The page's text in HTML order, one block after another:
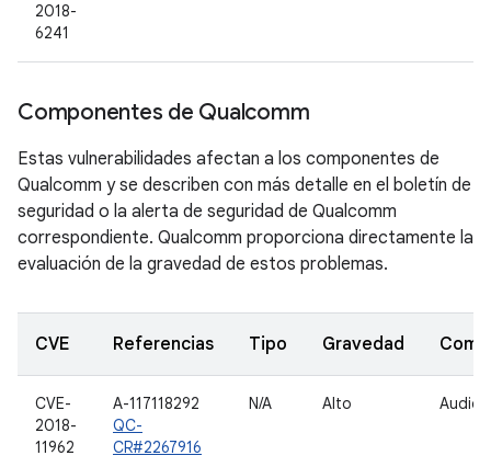
2018-
6241
Componentes de Qualcomm
Estas vulnerabilidades afectan a los componentes de
Qualcomm y se describen con más detalle en el boletín de
seguridad o la alerta de seguridad de Qualcomm
correspondiente. Qualcomm proporciona directamente la
evaluación de la gravedad de estos problemas.
CVE Referencias Tipo Gravedad
CVE-
2018-
11962
A-117118292
QC-
CR#2267916
N/A Alto Audio